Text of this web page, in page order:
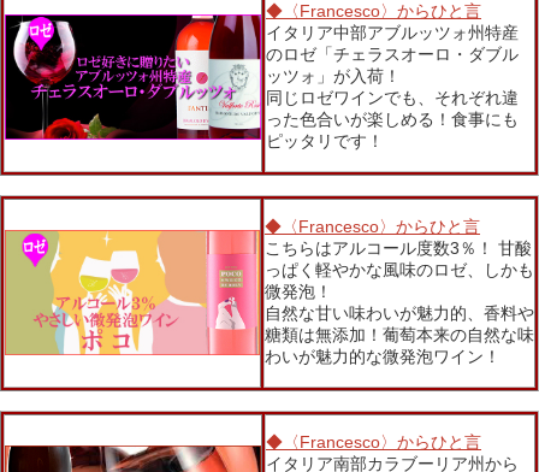
◆〈Francesco〉からひと言
イタリア中部アブルッツォ州特産
のロゼ「チェラスオーロ・ダブル
ッツォ」が入荷！
同じロゼワインでも、それぞれ違
った色合いが楽しめる！食事にも
ピッタリです！
◆〈Francesco〉からひと言
こちらはアルコール度数3％！ 甘酸
っぱく軽やかな風味のロゼ、しかも
微発泡！
自然な甘い味わいが魅力的、香料や
糖類は無添加！葡萄本来の自然な味
わいが魅力的な微発泡ワイン！
◆〈Francesco〉からひと言
イタリア南部カラブーリア州から